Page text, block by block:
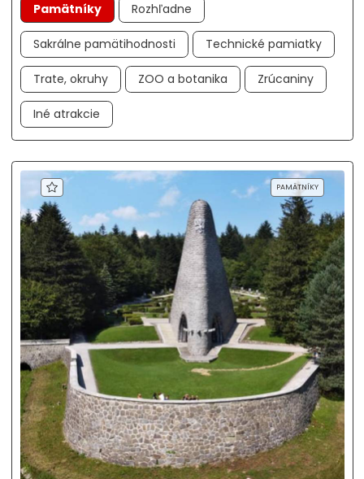
Pamätníky Rozhľadne
Sakrálne pamätihodnosti Technické pamiatky
Trate, okruhy ZOO a botanika Zrúcaniny
Iné atrakcie
PAMÄTNÍKY